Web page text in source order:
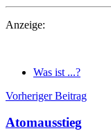
Anzeige:
Was ist ...?
Vorheriger Beitrag
Atomausstieg